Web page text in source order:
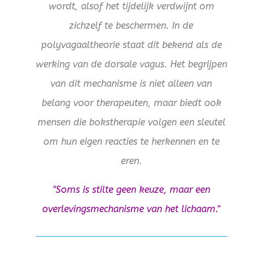
wordt, alsof het tijdelijk verdwijnt om
zichzelf te beschermen. In de
polyvagaaltheorie staat dit bekend als de
werking van de dorsale vagus. Het begrijpen
van dit mechanisme is niet alleen van
belang voor therapeuten, maar biedt ook
mensen die bokstherapie volgen een sleutel
om hun eigen reacties te herkennen en te
eren.
"Soms is stilte geen keuze, maar een
overlevingsmechanisme van het lichaam."